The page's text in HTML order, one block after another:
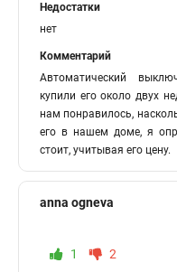
Недостатки
нет
Комментарий
Автоматический
купили его около двух
нам понравилось,
его в нашем доме, я
стоит, учитывая его цену.
anna ogneva
1 2